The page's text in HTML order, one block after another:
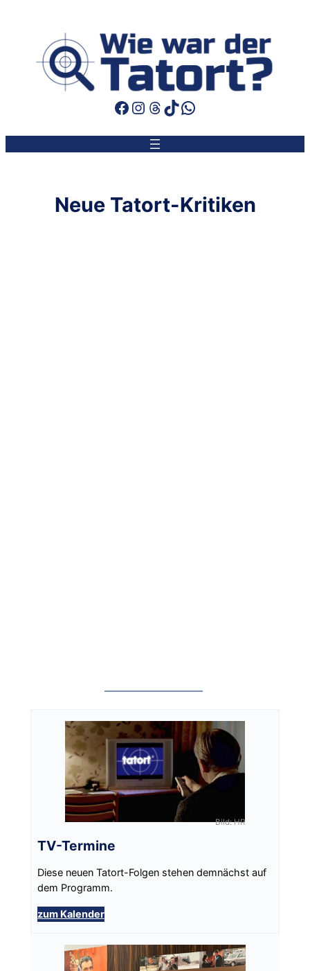
Facebook
Instagram
Threads
TikTok
WhatsApp
Neue Tatort-Kritiken
Bild: HR
TV-Termine
Diese neuen Tatort-Folgen stehen demnächst auf
dem Programm.
zum Kalender